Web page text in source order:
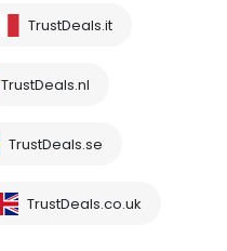
TrustDeals.it
TrustDeals.nl
TrustDeals.se
TrustDeals.co.uk